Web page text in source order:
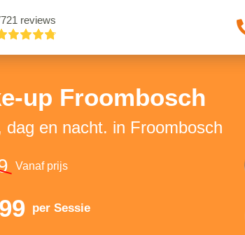
reviews
up Froombosch
en nacht. in Froombosch
Vanaf prijs
99 per Sessie